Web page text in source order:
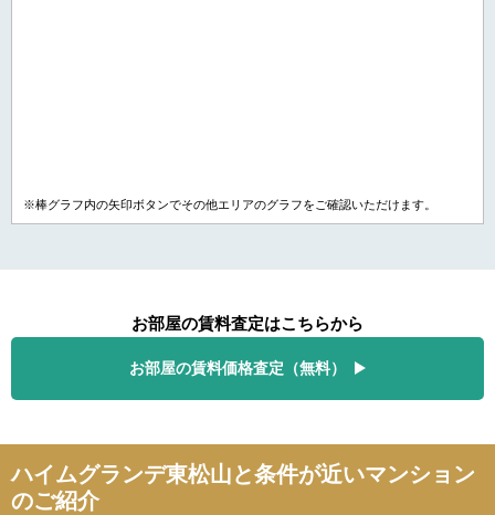
※棒グラフ内の矢印ボタンでその他エリアのグラフをご確認いただけます。
お部屋の賃料査定はこちらから
お部屋の賃料価格査定（無料）
ハイムグランデ東松山と条件が近いマンション
のご紹介